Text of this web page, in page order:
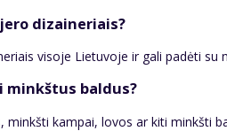
dizaineriais?
visoje Lietuvoje ir gali padėti
baldus?
kampai, lovos ar kiti minkšti